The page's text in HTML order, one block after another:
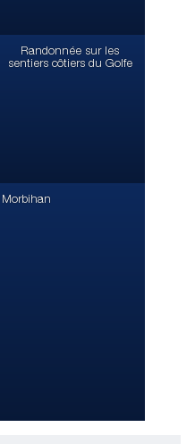
Randonnée sur les
sentiers côtiers du Golfe